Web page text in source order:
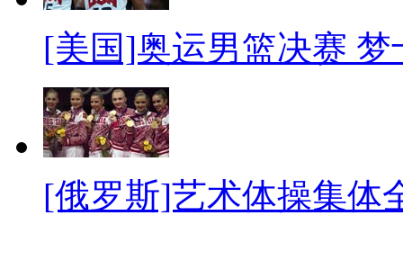
[美国]奥运男篮决赛
[俄罗斯]艺术体操集体